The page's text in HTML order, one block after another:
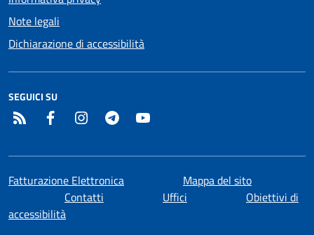
Note legali
Dichiarazione di accessibilità
SEGUICI SU
RSS Facebook InstagramTelegram
Fatturazione Elettronica
Mappa del sito
Contatti
Uffici
Obiettivi di
accessibilità